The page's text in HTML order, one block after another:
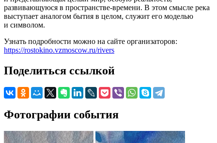
развивающуюся в пространстве-времени. В этом смысле река
выступает аналогом бытия в целом, служит его моделью
и символом.
Узнать подробности можно на сайте организаторов:
https://rostokino.vzmoscow.ru/rivers
Поделиться ссылкой
Фотографии события